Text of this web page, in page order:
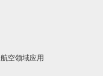
航空领域应用